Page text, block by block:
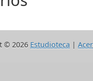
© 2026 Estudioteca |